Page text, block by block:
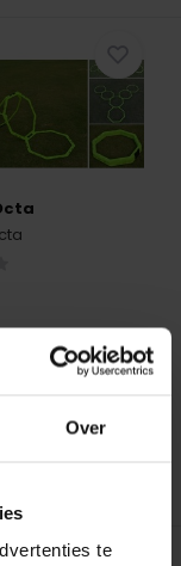
Over
te